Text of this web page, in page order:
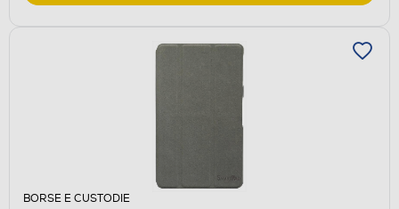
BORSE E CUSTODIE